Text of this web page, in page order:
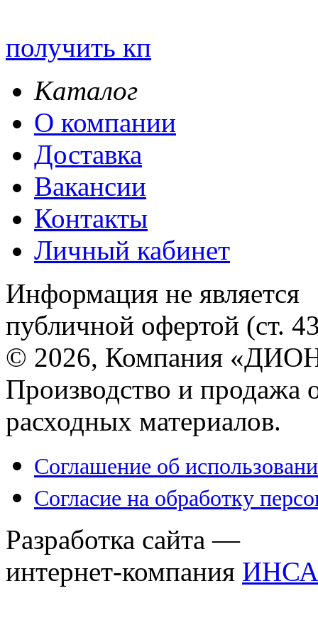
получить кп
Каталог
О компании
Доставка
Вакансии
Контакты
Личный кабинет
Информация не является
публичной офертой (ст.
© 2026, Компания
Производство и продажа
расходных материалов.
Соглашение об
Согласие на обработку
Разработка сайта —
интернет-компания